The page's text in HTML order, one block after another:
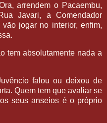
arrendem o Pacaembu,
Javari, a Comendador
jogar no interior, enfim,
tem absolutamente nada a
falou ou deixou de
Quem tem que avaliar se
seus anseios é o próprio